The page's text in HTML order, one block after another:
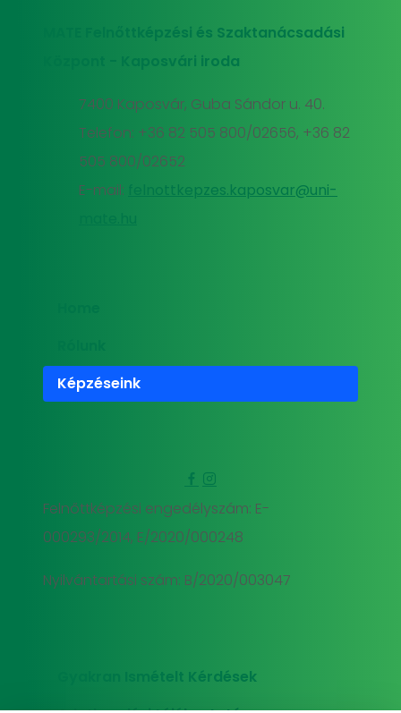
MATE Felnőttképzési és Szaktanácsadási
Központ - Kaposvári iroda
7400 Kaposvár, Guba Sándor u. 40.
Telefon: +36 82 505 800/02656, +36 82
505 800/02652
E-mail:
felnottkepzes.kaposvar@uni-
Képzéseink
Felnőttképzési engedélyszám: E-
000293/2014, E/2020/000248
Nyilvántartási szám: B/2020/003047
Gyakran Ismételt Kérdések